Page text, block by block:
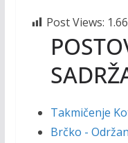
Post Views:
Takmičenje
Brčko -